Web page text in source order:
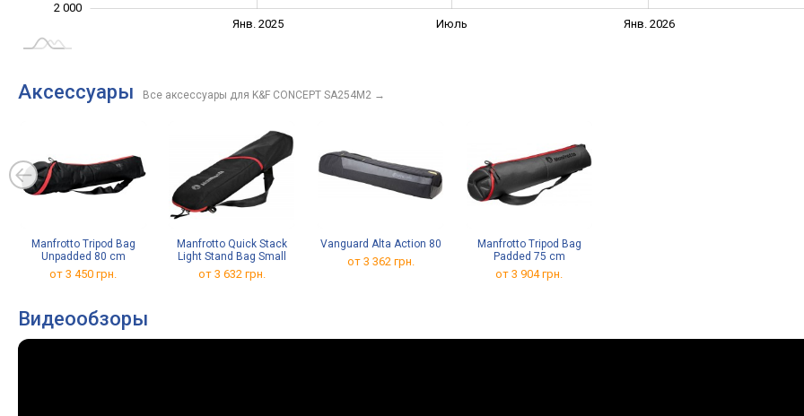
2 000
Янв. 2025 Июль Янв. 2026
Аксессуары Все аксессуары для K&F CONCEPT SA254M2 →
Manfrotto Tripod Bag
Unpadded 80 cm
от 3 450 грн.
Manfrotto Quick Stack
Light Stand Bag Small
от 3 632 грн.
Vanguard Alta Action 80
от 3 362 грн.
Manfrotto Tripod Bag
Padded 75 cm
от 3 904 грн.
Видеообзоры